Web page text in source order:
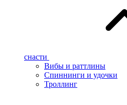
снасти
Вибы и раттлины
Спиннинги и удочки
Троллинг